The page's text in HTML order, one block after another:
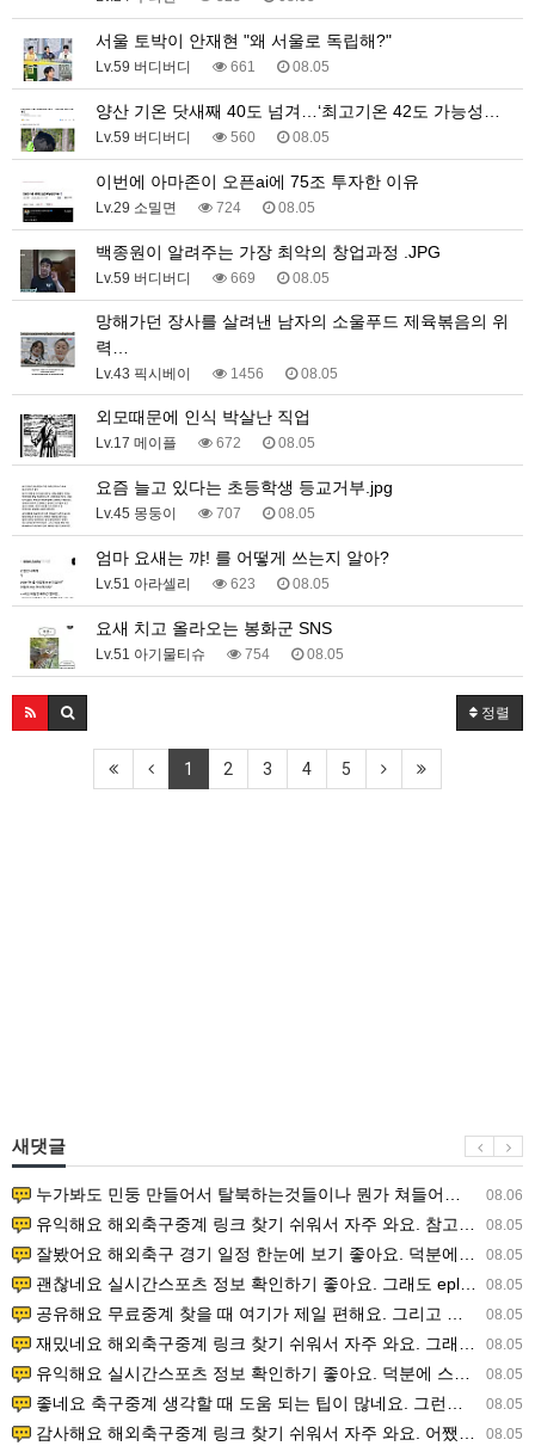
서울 토박이 안재현 "왜 서울로 독립해?"
Lv.59 버디버디 661 08.05
양산 기온 닷새째 40도 넘겨…‘최고기온 42도 가능성…
Lv.59 버디버디 560 08.05
이번에 아마존이 오픈ai에 75조 투자한 이유
Lv.29 소밀면 724 08.05
백종원이 알려주는 가장 최악의 창업과정 .JPG
Lv.59 버디버디 669 08.05
망해가던 장사를 살려낸 남자의 소울푸드 제육볶음의 위
력…
Lv.43 픽시베이 1456 08.05
외모때문에 인식 박살난 직업
Lv.17 메이플 672 08.05
요즘 늘고 있다는 초등학생 등교거부.jpg
Lv.45 몽둥이 707 08.05
엄마 요새는 꺄! 를 어떻게 쓰는지 알아?
Lv.51 아라셀리 623 08.05
요새 치고 올라오는 봉화군 SNS
Lv.51 아기물티슈 754 08.05
정렬
1 2 3 4 5
새댓글
08.06
누가봐도 민둥 만들어서 탈북하는것들이나 뭔가 쳐들어오는 낌새를 미리 알아차리기 위함이지 저걸 전쟁준비라고 하…
08.05
유익해요 해외축구중계 링크 찾기 쉬워서 자주 와요. 참고로 무료스포츠중계 정보 확인할 때 출처 꼭 체크해요.…
08.05
잘봤어요 해외축구 경기 일정 한눈에 보기 좋아요. 덕분에 epl중계 볼 때 공식 중계 채널 먼저 찾아봐요. …
08.05
괜찮네요 실시간스포츠 정보 확인하기 좋아요. 그래도 epl중계 볼 때 공식 중계 채널 먼저 찾아봐요. 북마크…
08.05
공유해요 무료중계 찾을 때 여기가 제일 편해요. 그리고 무료스포츠중계 정보 확인할 때 출처 꼭 체크해요. 앞…
08.05
재밌네요 해외축구중계 링크 찾기 쉬워서 자주 와요. 그래서 해외축구중계도 정식 서비스로 봐야 안전해요. 다음…
08.05
유익해요 실시간스포츠 정보 확인하기 좋아요. 덕분에 스포츠중계는 합법적인 경로로만 시청하려 해요. 좋은 정보…
08.05
좋네요 축구중계 생각할 때 도움 되는 팁이 많네요. 그런데 해외축구중계도 정식 서비스로 봐야 안전해요. 다음…
08.05
감사해요 해외축구중계 링크 찾기 쉬워서 자주 와요. 어쨌든 축구무료중계도 합법적인 곳에서 봐야 마음 편해요.…